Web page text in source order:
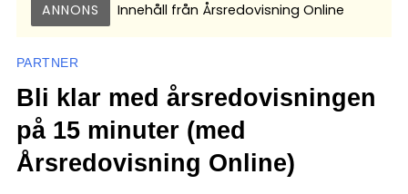
ANNONS Innehåll från Årsredovisning Online
PARTNER
Bli klar med årsredovisningen
på 15 minuter (med
Årsredovisning Online)